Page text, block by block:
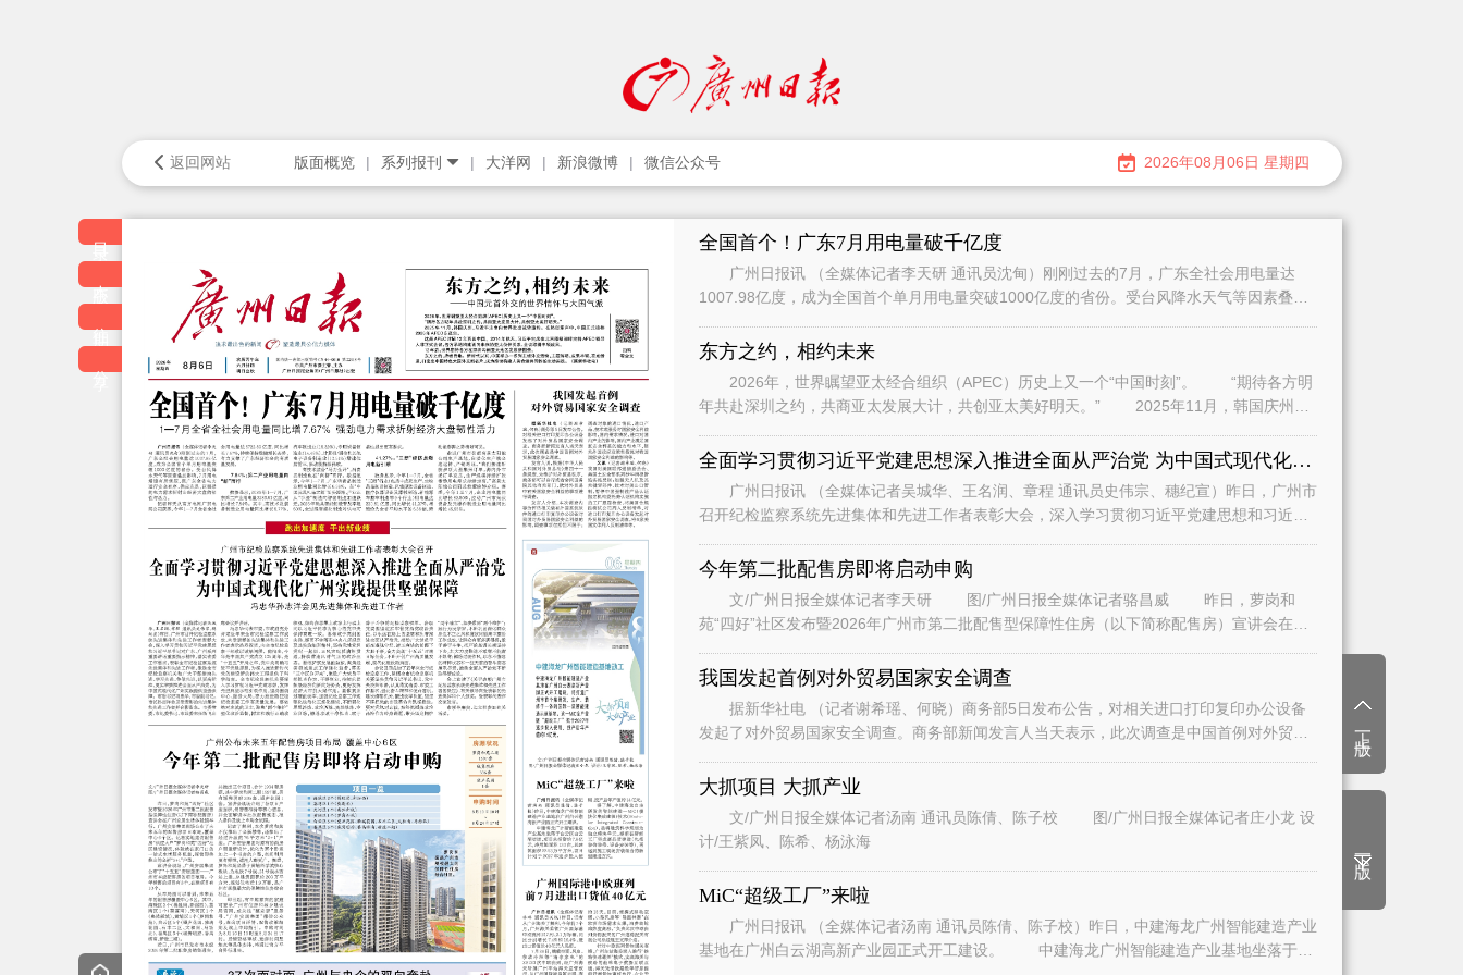
返回网站 版面概览 系列报刊 大洋网 新浪微博 微信公众号 2026年08月06日 星期四
全国首个！广东7月用电量破千亿度
广州日报讯 （全媒体记者李天研 通讯员沈甸）刚刚过去的7月，广东全社会用电量达
1007.98亿度，成为全国首个单月用电量突破1000亿度的省份。受台风降水天气等因素叠加
东方之约，相约未来
2026年，世界瞩望亚太经合组织（APEC）历史上又一个“中国时刻”。 “期待各方明
年共赴深圳之约，共商亚太发展大计，共创亚太美好明天。” 2025年11月，韩国庆州，
全面学习贯彻习近平党建思想深入推进全面从严治党 为中国式现代化广州实践提供坚强保障
广州日报讯 （全媒体记者吴城华、王名润、章程 通讯员史伟宗、穗纪宣）昨日，广州市
召开纪检监察系统先进集体和先进工作者表彰大会，深入学习贯彻习近平党建思想和习近平
今年第二批配售房即将启动申购
文/广州日报全媒体记者李天研 图/广州日报全媒体记者骆昌威 昨日，萝岗和
苑“四好”社区发布暨2026年广州市第二批配售型保障性住房（以下简称配售房）宣讲会在广
我国发起首例对外贸易国家安全调查
据新华社电 （记者谢希瑶、何晓）商务部5日发布公告，对相关进口打印复印办公设备
发起了对外贸易国家安全调查。商务部新闻发言人当天表示，此次调查是中国首例对外贸易
大抓项目 大抓产业
文/广州日报全媒体记者汤南 通讯员陈倩、陈子校 图/广州日报全媒体记者庄小龙 设
计/王紫凤、陈希、杨泳海
MiC“超级工厂”来啦
广州日报讯 （全媒体记者汤南 通讯员陈倩、陈子校）昨日，中建海龙广州智能建造产业
基地在广州白云湖高新产业园正式开工建设。 中建海龙广州智能建造产业基地坐落于白